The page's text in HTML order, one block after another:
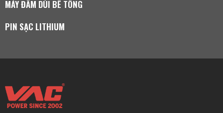
MÁY ĐẦM DÙI BÊ TÔNG
PIN SẠC LITHIUM